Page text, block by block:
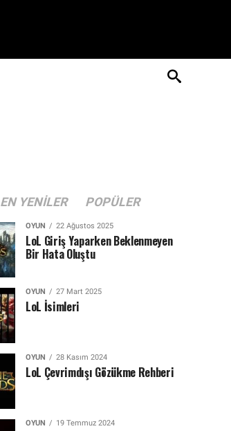
EN YENILER POPÜLER
OYUN 22 Ağustos 2025
LoL Giriş Yaparken Beklenmeyen
Bir Hata Oluştu
OYUN 27 Mart 2025
LoL İsimleri
OYUN 28 Kasım 2024
LoL Çevrimdışı Gözükme Rehberi
OYUN 19 Temmuz 2024